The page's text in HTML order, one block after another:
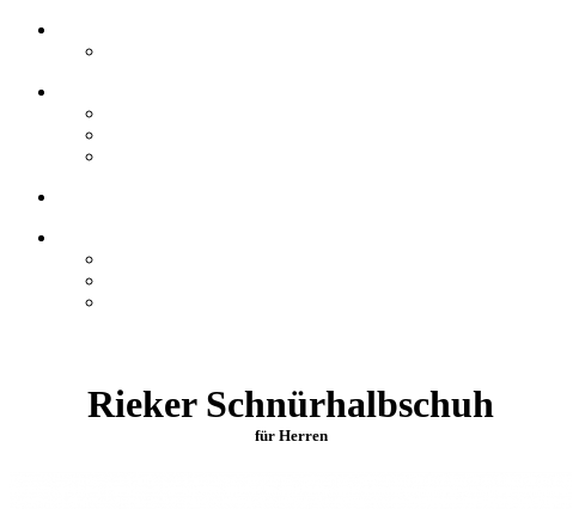
Rieker Schnürhalbschuh
für Herren